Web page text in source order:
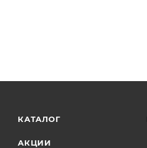
КАТАЛОГ
АКЦИИ